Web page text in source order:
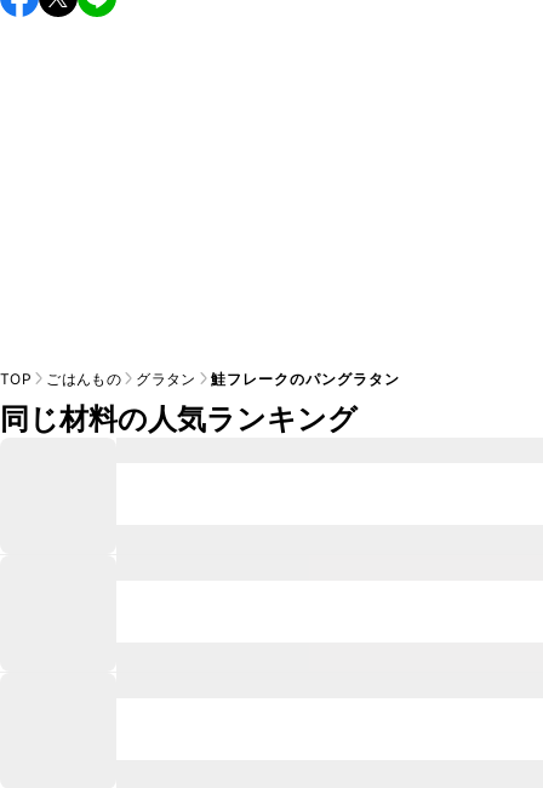
し上がりください。
TOP ごはんもの グラタン 鮭フレークのパングラタン
同じ材料の人気ランキング